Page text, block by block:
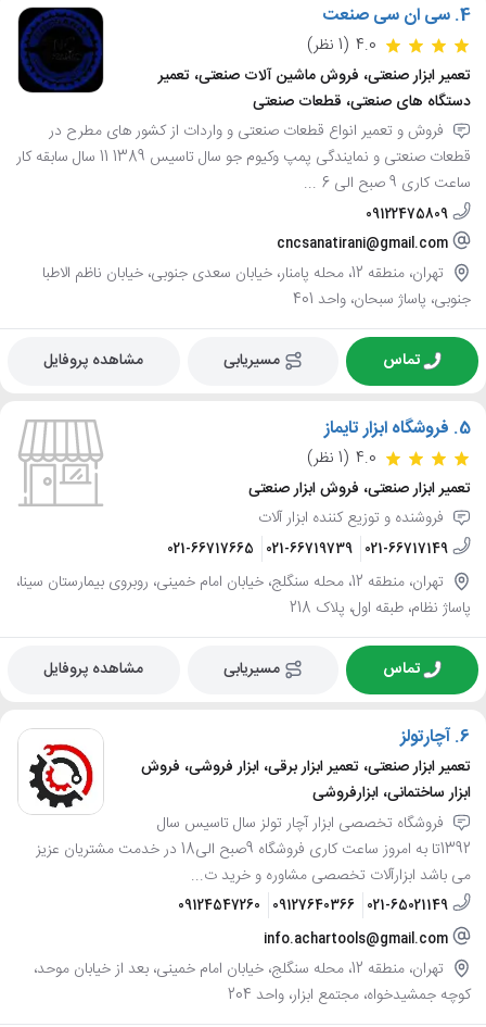
4. سی ان سی صنعت
4.0 (1 نظر)
تعمیر ابزار صنعتی، فروش ماشین آلات صنعتی، تعمیر
دستگاه های صنعتی، قطعات صنعتی
فروش و تعمیر انواع قطعات صنعتی و واردات از کشور های مطرح در
قطعات صنعتی و نمایندگی پمپ وکیوم جو سال تاسیس 1389 11 سال سابقه کار
ساعت کاری 9 صبح الی 6 ...
09122475809
cncsanatirani@gmail.com
تهران، منطقه 12، محله پامنار، خیابان سعدی جنوبی، خیابان ناظم الاطبا
جنوبی، پاساژ سبحان، واحد 401
تماس مسیریابی مشاهده پروفایل
5. فروشگاه ابزار تایماز
4.0 (1 نظر)
تعمیر ابزار صنعتی، فروش ابزار صنعتی
فروشنده و توزیع کننده ابزار آلات
021-66717149
021-66719739
021-66717665
تهران، منطقه 12، محله سنگلج، خیابان امام خمینی، روبروی بیمارستان سینا،
پاساژ نظام، طبقه اول، پلاک 218
تماس مسیریابی مشاهده پروفایل
6. آچارتولز
تعمیر ابزار صنعتی، تعمیر ابزار برقی، ابزار فروشی، فروش
ابزار ساختمانی، ابزارفروشی
فروشگاه تخصصی ابزار آچار تولز سال تاسیس سال
1392تا به امروز ساعت کاری فروشگاه 9صبح الی18 در خدمت مشتریان عزیز
می باشد ابزارآلات تخصصی مشاوره و خرید ت...
021-65021149
09127640366
09124547260
info.achartools@gmail.com
تهران، منطقه 12، محله سنگلج، خیابان امام خمینی، بعد از خیابان موحد،
کوچه جمشیدخواه، مجتمع ابزار، واحد 204